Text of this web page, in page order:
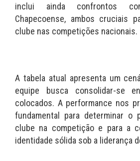
inclui ainda confrontos
Chapecoense, ambos cruciais
clube nas competições nacionais.
A tabela atual apresenta um
equipe busca consolidar-se
colocados. A performance nos
fundamental para determinar o
clube na competição e para a
identidade sólida sob a liderança